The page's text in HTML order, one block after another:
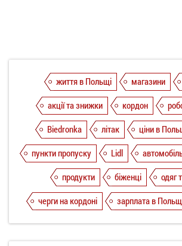
життя в Польщі магазини
акції та знижки
кордон
Biedronka
літак ціни в
пункти пропуску
Lidl
продукти
біженці
одяг
черги на кордоні
зарплата в